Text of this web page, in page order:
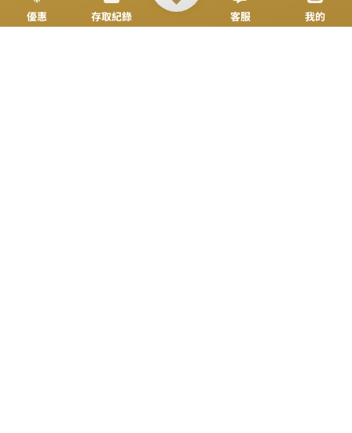
立即來電
加入好友